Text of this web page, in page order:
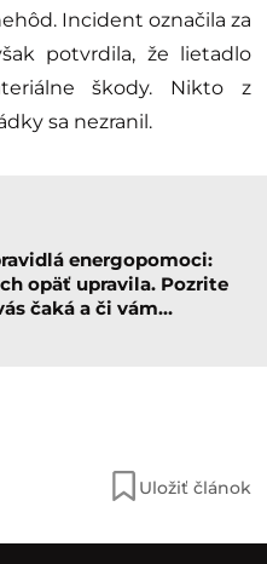
Incident označila za
potvrdila, že lietadlo
škody. Nikto z
sa nezranil.
energopomoci:
opäť upravila. Pozrite
čaká a či vám…
Uložiť článok